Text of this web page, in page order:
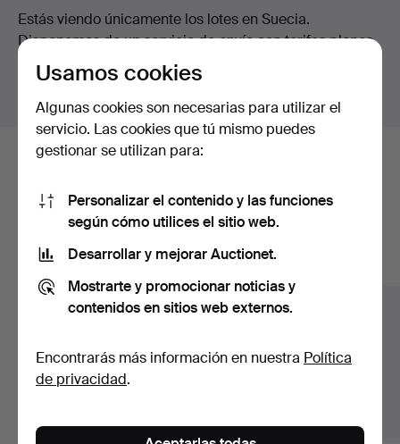
Estás viendo únicamente los lotes en Suecia.
Disponemos de un servicio de envío con tarifas planas
para todas nuestras piezas.
Mostrar lotes fuera de Suecia
nuestro archivo que coinciden con
tu búsqueda.
Mostrar todos los lotes
Usamos cookies
Algunas cookies son necesarias para utilizar el
servicio. Las cookies que tú mismo puedes
gestionar se utilizan para:
Personalizar el contenido y las funciones
según cómo utilices el sitio web.
Desarrollar y mejorar Auctionet.
Mostrarte y promocionar noticias y
contenidos en sitios web externos.
Encontrarás más información en nuestra Política
de privacidad.